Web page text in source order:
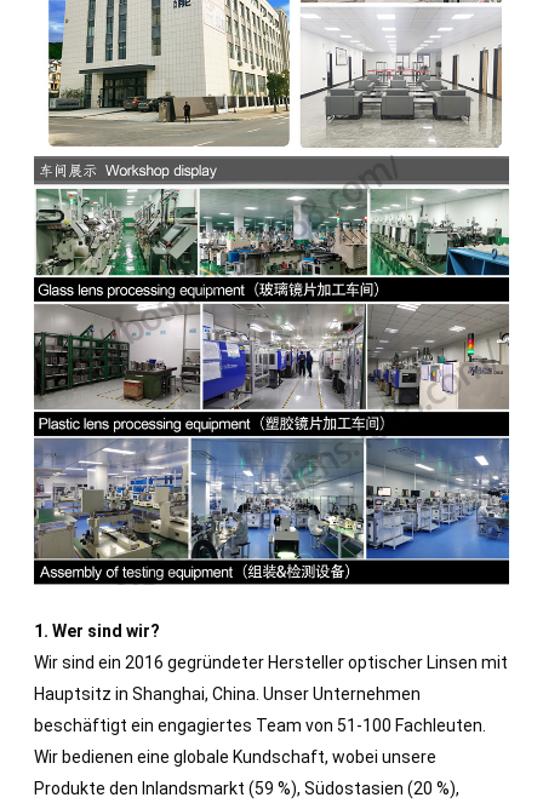
1. Wer sind wir?
Wir sind ein 2016 gegründeter Hersteller optischer Linsen mit
Hauptsitz in Shanghai, China. Unser Unternehmen
beschäftigt ein engagiertes Team von 51-100 Fachleuten.
Wir bedienen eine globale Kundschaft, wobei unsere
Produkte den Inlandsmarkt (59 %), Südostasien (20 %),